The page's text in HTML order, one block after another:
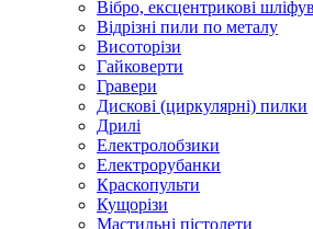
Вібро, ексцентрикові
Відрізні пили по металу
Висоторізи
Гайковерти
Гравери
Дискові (циркулярні) пилки
Дрилі
Електролобзики
Електрорубанки
Краскопульти
Кущорізи
Мастильні пістолети